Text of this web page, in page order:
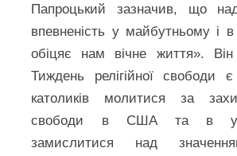
Папроцький зазначив, що
впевненість у майбутньому і
обіцяє нам вічне життя».
Тиждень релігійної свободи
католиків молитися за
свободи в США та в
замислитися над